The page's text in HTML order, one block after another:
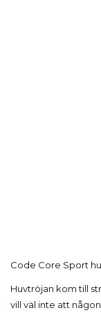
Code Core Sport
Huvtröjan kom till
vill väl inte att